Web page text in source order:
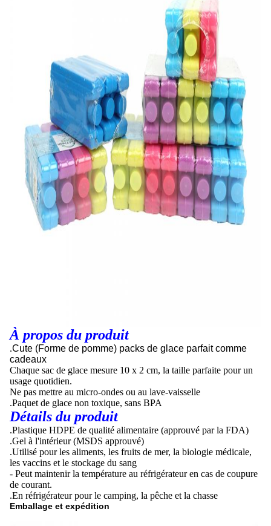
À propos du produit
.Cute (Forme de pomme) packs de glace parfait comme
cadeaux
Chaque sac de glace mesure 10 x 2 cm, la taille parfaite pour un
usage quotidien.
Ne pas mettre au micro-ondes ou au lave-vaisselle
.Paquet de glace non toxique, sans BPA
Détails du produit
.Plastique HDPE de qualité alimentaire (approuvé par la FDA)
.Gel à l'intérieur (MSDS approuvé)
.Utilisé pour les aliments, les fruits de mer, la biologie médicale,
les vaccins et le stockage du sang
- Peut maintenir la température au réfrigérateur en cas de coupure
de courant.
.En réfrigérateur pour le camping, la pêche et la chasse
Emballage et expédition